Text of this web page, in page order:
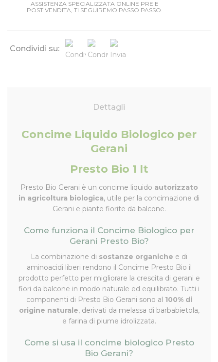
ASSISTENZA SPECIALIZZATA ONLINE PRE E
POST VENDITA, TI SEGUIREMO PASSO PASSO.
Condividi su:
Dettagli
Concime Liquido Biologico per
Gerani
Presto Bio 1 lt
Presto Bio Gerani è un concime liquido autorizzato
in agricoltura biologica, utile per la concimazione di
Gerani e piante fiorite da balcone.
Come funziona il Concime Biologico per
Gerani Presto Bio?
La combinazione di sostanze organiche e di
aminoacidi liberi rendono il Concime Presto Bio il
prodotto perfetto per migliorare la crescita di gerani e
fiori da balcone in modo naturale ed equilibrato. Tutti i
componenti di Presto Bio Gerani sono al 100% di
origine naturale, derivati da melassa di barbabietola,
e farina di piume idrolizzata.
Come si usa il concime biologico Presto
Bio Gerani?